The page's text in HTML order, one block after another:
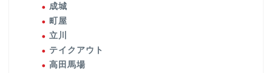
成城
町屋
立川
テイクアウト
高田馬場